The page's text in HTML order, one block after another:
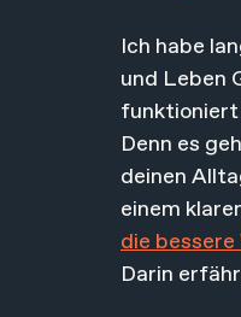
Ich habe
und Leben
funktioniert
Denn es
deinen
einem
die
Darin